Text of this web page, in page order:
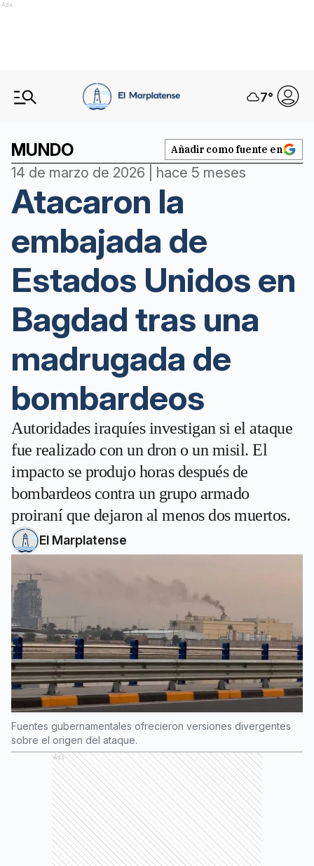
Ads
7°
MUNDO Añadir como fuente en
14 de marzo de 2026 | hace 5 meses
Atacaron la
embajada de
Estados Unidos en
Bagdad tras una
madrugada de
bombardeos
Autoridades iraquíes investigan si el ataque
fue realizado con un dron o un misil. El
impacto se produjo horas después de
bombardeos contra un grupo armado
proiraní que dejaron al menos dos muertos.
El Marplatense
Fuentes gubernamentales ofrecieron versiones divergentes
sobre el origen del ataque.
Ads